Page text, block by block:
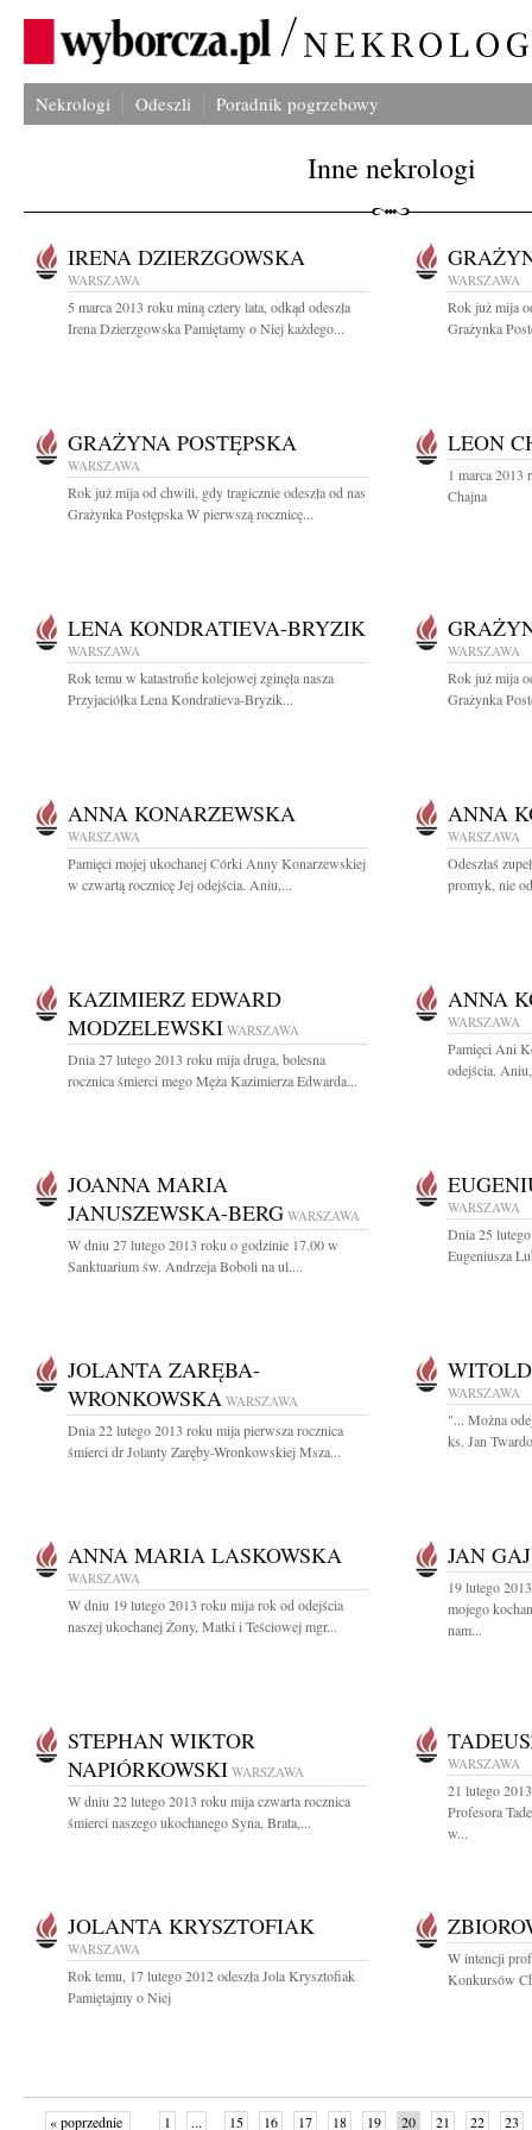
Nekrologi Odeszli Poradnik pogrzebowy
Inne nekrologi
IRENA DZIERZGOWSKA
WARSZAWA
5 marca 2013 roku miną cztery lata, odkąd odeszła
Irena Dzierzgowska Pamiętamy o Niej każdego...
WARSZAWA
Rok już mija
Grażynka
GRAŻYNA POSTĘPSKA
WARSZAWA
Rok już mija od chwili, gdy tragicznie odeszła od nas
Grażynka Postępska W pierwszą rocznicę...
LEON
1 marca 2013
Chajna
LENA KONDRATIEVA-BRYZIK
WARSZAWA
Rok temu w katastrofie kolejowej zginęła nasza
Przyjaciółka Lena Kondratieva-Bryzik...
WARSZAWA
Rok już mija
Grażynka
ANNA KONARZEWSKA
WARSZAWA
Pamięci mojej ukochanej Córki Anny Konarzewskiej
w czwartą rocznicę Jej odejścia. Aniu,...
ANNA
WARSZAWA
Odeszłaś
promyk, nie
KAZIMIERZ EDWARD
MODZELEWSKI WARSZAWA
Dnia 27 lutego 2013 roku mija druga, bolesna
rocznica śmierci mego Męża Kazimierza Edwarda...
ANNA
WARSZAWA
Pamięci Ani
odejścia.
JOANNA MARIA
JANUSZEWSKA-BERG WARSZAWA
W dniu 27 lutego 2013 roku o godzinie 17.00 w
Sanktuarium św. Andrzeja Boboli na ul....
WARSZAWA
Dnia 25
Eugeniusza
JOLANTA ZARĘBA-
WRONKOWSKA WARSZAWA
Dnia 22 lutego 2013 roku mija pierwsza rocznica
śmierci dr Jolanty Zaręby-Wronkowskiej Msza...
WARSZAWA
"... Można
ks. Jan
ANNA MARIA LASKOWSKA
WARSZAWA
W dniu 19 lutego 2013 roku mija rok od odejścia
naszej ukochanej Żony, Matki i Teściowej mgr...
JAN GAJ
19 lutego
mojego
nam...
STEPHAN WIKTOR
NAPIÓRKOWSKI WARSZAWA
W dniu 22 lutego 2013 roku mija czwarta rocznica
śmierci naszego ukochanego Syna, Brata,...
WARSZAWA
21 lutego
Profesora
w...
JOLANTA KRYSZTOFIAK
WARSZAWA
Rok temu, 17 lutego 2012 odeszła Jola Krysztofiak
Pamiętajmy o Niej
W intencji
Konkursów
« poprzednie 1 ... 15 16 17 18 19 20 21 22 23